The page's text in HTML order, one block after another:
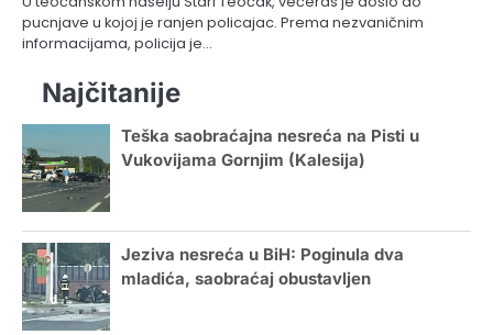
pucnjave u kojoj je ranjen policajac. Prema nezvaničnim
informacijama, policija je…
Najčitanije
Teška saobraćajna nesreća na Pisti u
Vukovijama Gornjim (Kalesija)
Jeziva nesreća u BiH: Poginula dva
mladića, saobraćaj obustavljen